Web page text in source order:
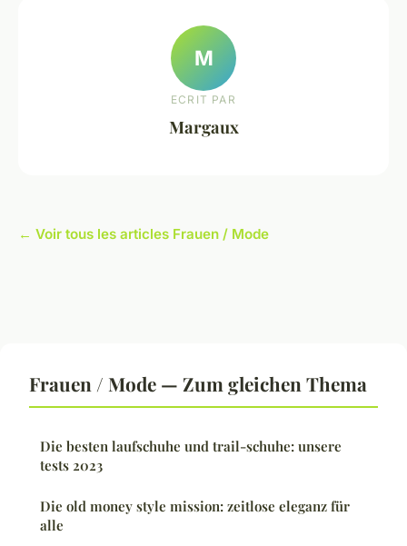
M
ECRIT PAR
Margaux
← Voir tous les articles Frauen / Mode
Frauen / Mode — Zum gleichen Thema
Die besten laufschuhe und trail-schuhe: unsere
tests 2023
Die old money style mission: zeitlose eleganz für
alle